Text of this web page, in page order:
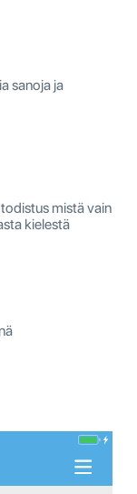
sanoja ja
mistä vain
kielestä